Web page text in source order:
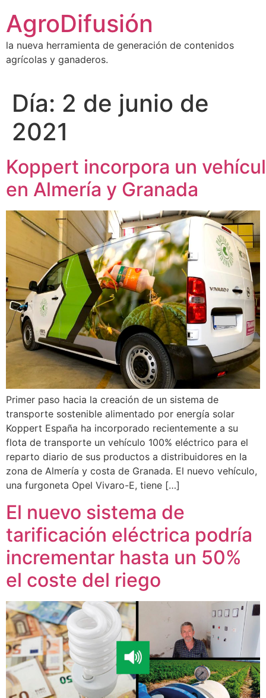
contenido
AgroDifusión
la nueva herramienta de generación de contenidos
agrícolas y ganaderos.
Día: 2 de junio de
2021
Koppert incorpora un
en Almería y Granada
Primer paso hacia la creación de un sistema de
transporte sostenible alimentado por energía solar
Koppert España ha incorporado recientemente a su
flota de transporte un vehículo 100% eléctrico para el
reparto diario de sus productos a distribuidores en la
zona de Almería y costa de Granada. El nuevo vehículo,
una furgoneta Opel Vivaro-E, tiene […]
El nuevo sistema de
tarificación eléctrica podría
incrementar hasta un 50%
el coste del riego